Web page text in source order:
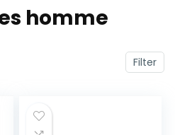
homme
Filter